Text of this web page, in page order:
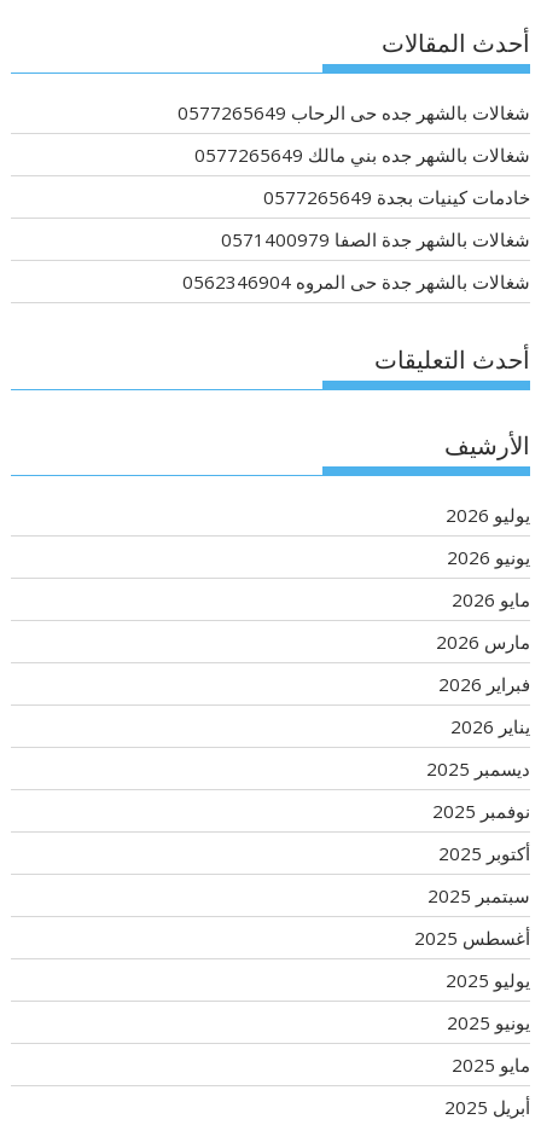
أحدث المقالات
شغالات بالشهر جده حى الرحاب 0577265649
شغالات بالشهر جده بني مالك 0577265649
خادمات كينيات بجدة 0577265649
شغالات بالشهر جدة الصفا 0571400979
شغالات بالشهر جدة حى المروه 0562346904
أحدث التعليقات
الأرشيف
يوليو 2026
يونيو 2026
مايو 2026
مارس 2026
فبراير 2026
يناير 2026
ديسمبر 2025
نوفمبر 2025
أكتوبر 2025
سبتمبر 2025
أغسطس 2025
يوليو 2025
يونيو 2025
مايو 2025
أبريل 2025